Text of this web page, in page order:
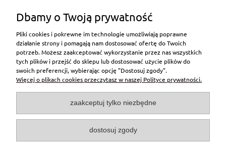
« 1 2 3 4 5 »
Moje konto
Pomoc
Płatności i dostawa
Informacje
Dbamy o Twoją prywatność
Pliki cookies i pokrewne im technologie umożliwiają poprawne
działanie strony i pomagają nam dostosować ofertę do Twoich
potrzeb. Możesz zaakceptować wykorzystanie przez nas wszystkich
tych plików i przejść do sklepu lub dostosować użycie plików do
swoich preferencji, wybierając opcję "Dostosuj zgody".
Więcej o plikach cookies przeczytasz w naszej Polityce prywatności.
zaakceptuj tylko niezbędne
dostosuj zgody